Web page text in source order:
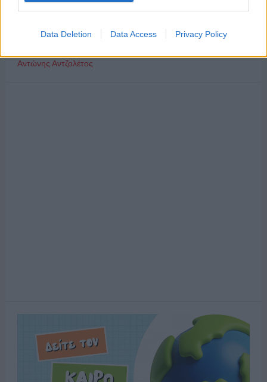
Data Deletion Data Access Privacy Policy
Αντώνης Αντζολέτος